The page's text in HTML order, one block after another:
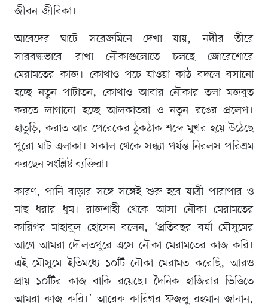
জীবন-জীবিকা।
আবেদের ঘাটে সরেজমিনে দেখা যায়, নদীর তীরে
সারবদ্ধভাবে রাখা নৌকাগুলোতে চলছে জোরেশোরে
মেরামতের কাজ। কোথাও পচে যাওয়া কাঠ বদলে বসানো
হচ্ছে নতুন পাটাতন, কোথাও আবার নৌকার তলা মজবুত
করতে লাগানো হচ্ছে আলকাতরা ও নতুন রঙের প্রলেপ।
হাতুড়ি, করাত আর পেরেকের ঠুকঠাক শব্দে মুখর হয়ে উঠেছে
পুরো ঘাট এলাকা। সকাল থেকে সন্ধ্যা পর্যন্ত নিরলস পরিশ্রম
করছেন সংশ্লিষ্ট ব্যক্তিরা।
কারণ, পানি বাড়ার সঙ্গে সঙ্গেই শুরু হবে যাত্রী পারাপার ও
মাছ ধরার ধুম। রাজশাহী থেকে আসা নৌকা মেরামতের
কারিগর মাহাবুল হোসেন বলেন, ‘প্রতিবছর বর্ষা মৌসুমের
আগে আমরা দৌলতপুরে এসে নৌকা মেরামতের কাজ করি।
এই মৌসুমে ইতিমধ্যে ১০টি নৌকা মেরামত করেছি, আরও
প্রায় ১০টির কাজ বাকি রয়েছে। দৈনিক হাজিরার ভিত্তিতে
আমরা কাজ করি।’ আরেক কারিগর ফজলু রহমান জানান,